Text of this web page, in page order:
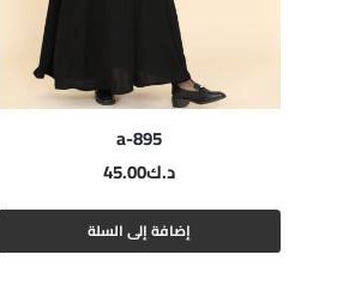
a-895
د.ك45.00
إضافة إلى السلة